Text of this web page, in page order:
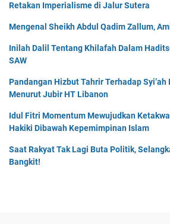
Retakan Imperialisme di Jalur Sutera
Mengenal Sheikh Abdul Qadim Zallum,
Inilah Dalil Tentang Khilafah Dalam
SAW
Pandangan Hizbut Tahrir Terhadap Syi’ah
Menurut Jubir HT Libanon
Idul Fitri Momentum Mewujudkan
Hakiki Dibawah Kepemimpinan Islam
Saat Rakyat Tak Lagi Buta Politik,
Bangkit!